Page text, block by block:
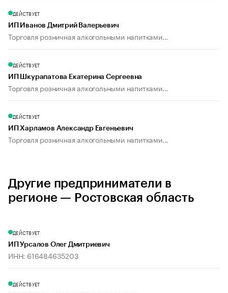
ДЕЙСТВУЕТ
ИП Иванов Дмитрий Валерьевич
Торговля розничная алкогольными напитками...
ДЕЙСТВУЕТ
ИП Шкурапатова Екатерина Сергеевна
Торговля розничная алкогольными напитками...
ДЕЙСТВУЕТ
ИП Харламов Александр Евгеньевич
Торговля розничная алкогольными напитками...
Другие предприниматели в
регионе — Ростовская область
ДЕЙСТВУЕТ
ИП Урсалов Олег Дмитриевич
ИНН: 616484635203
ДЕЙСТВУЕТ